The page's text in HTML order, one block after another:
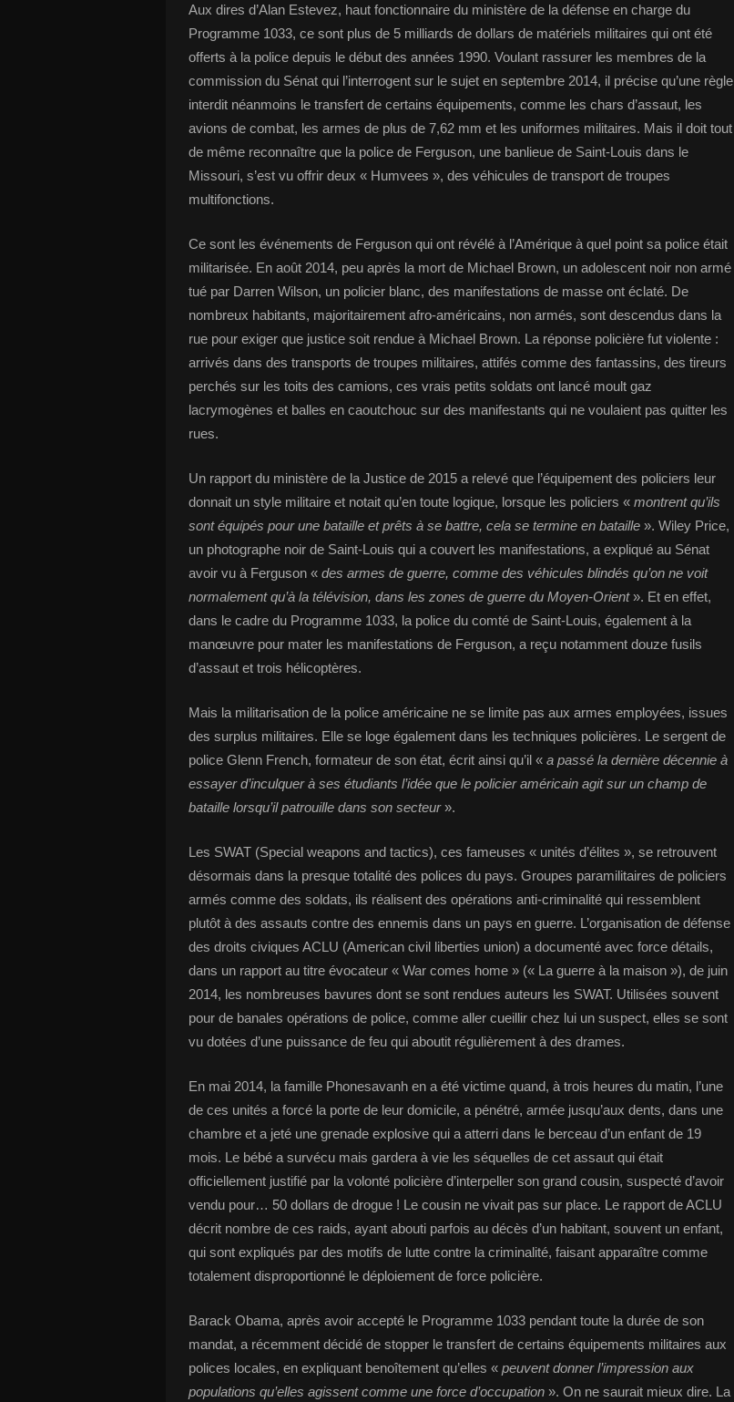
Aux dires d’Alan Estevez, haut fonctionnaire du ministère de la défense en charge du
Programme 1033, ce sont plus de 5 milliards de dollars de matériels militaires qui ont été
offerts à la police depuis le début des années 1990. Voulant rassurer les membres de la
commission du Sénat qui l’interrogent sur le sujet en septembre 2014, il précise qu’une règle
interdit néanmoins le transfert de certains équipements, comme les chars d’assaut, les
avions de combat, les armes de plus de 7,62 mm et les uniformes militaires. Mais il doit tout
de même reconnaître que la police de Ferguson, une banlieue de Saint-Louis dans le
Missouri, s’est vu offrir deux « Humvees », des véhicules de transport de troupes
multifonctions.
Ce sont les événements de Ferguson qui ont révélé à l’Amérique à quel point sa police était
militarisée. En août 2014, peu après la mort de Michael Brown, un adolescent noir non armé
tué par Darren Wilson, un policier blanc, des manifestations de masse ont éclaté. De
nombreux habitants, majoritairement afro-américains, non armés, sont descendus dans la
rue pour exiger que justice soit rendue à Michael Brown. La réponse policière fut violente :
arrivés dans des transports de troupes militaires, attifés comme des fantassins, des tireurs
perchés sur les toits des camions, ces vrais petits soldats ont lancé moult gaz
lacrymogènes et balles en caoutchouc sur des manifestants qui ne voulaient pas quitter les
rues.
Un rapport du ministère de la Justice de 2015 a relevé que l’équipement des policiers leur
donnait un style militaire et notait qu’en toute logique, lorsque les policiers « montrent qu’ils
sont équipés pour une bataille et prêts à se battre, cela se termine en bataille ». Wiley Price,
un photographe noir de Saint-Louis qui a couvert les manifestations, a expliqué au Sénat
avoir vu à Ferguson « des armes de guerre, comme des véhicules blindés qu’on ne voit
normalement qu’à la télévision, dans les zones de guerre du Moyen-Orient». Et en effet,
dans le cadre du Programme 1033, la police du comté de Saint-Louis, également à la
manœuvre pour mater les manifestations de Ferguson, a reçu notamment douze fusils
d’assaut et trois hélicoptères.
Mais la militarisation de la police américaine ne se limite pas aux armes employées, issues
des surplus militaires. Elle se loge également dans les techniques policières. Le sergent de
police Glenn French, formateur de son état, écrit ainsi qu’il « a passé la dernière décennie à
essayer d’inculquer à ses étudiants l’idée que le policier américain agit sur un champ de
bataille lorsqu’il patrouille dans son secteur».
Les SWAT (Special weapons and tactics), ces fameuses « unités d’élites », se retrouvent
désormais dans la presque totalité des polices du pays. Groupes paramilitaires de policiers
armés comme des soldats, ils réalisent des opérations anti-criminalité qui ressemblent
plutôt à des assauts contre des ennemis dans un pays en guerre. L’organisation de défense
des droits civiques ACLU (American civil liberties union) a documenté avec force détails,
dans un rapport au titre évocateur « War comes home » (« La guerre à la maison »), de juin
2014, les nombreuses bavures dont se sont rendues auteurs les SWAT. Utilisées souvent
pour de banales opérations de police, comme aller cueillir chez lui un suspect, elles se sont
vu dotées d’une puissance de feu qui aboutit régulièrement à des drames.
En mai 2014, la famille Phonesavanh en a été victime quand, à trois heures du matin, l’une
de ces unités a forcé la porte de leur domicile, a pénétré, armée jusqu’aux dents, dans une
chambre et a jeté une grenade explosive qui a atterri dans le berceau d’un enfant de 19
mois. Le bébé a survécu mais gardera à vie les séquelles de cet assaut qui était
officiellement justifié par la volonté policière d’interpeller son grand cousin, suspecté d’avoir
vendu pour… 50 dollars de drogue ! Le cousin ne vivait pas sur place. Le rapport de ACLU
décrit nombre de ces raids, ayant abouti parfois au décès d’un habitant, souvent un enfant,
qui sont expliqués par des motifs de lutte contre la criminalité, faisant apparaître comme
totalement disproportionné le déploiement de force policière.
Barack Obama, après avoir accepté le Programme 1033 pendant toute la durée de son
mandat, a récemment décidé de stopper le transfert de certains équipements militaires aux
polices locales, en expliquant benoîtement qu’elles « peuvent donner l’impression aux
populations qu’elles agissent comme une force d’occupation ». On ne saurait mieux dire. La